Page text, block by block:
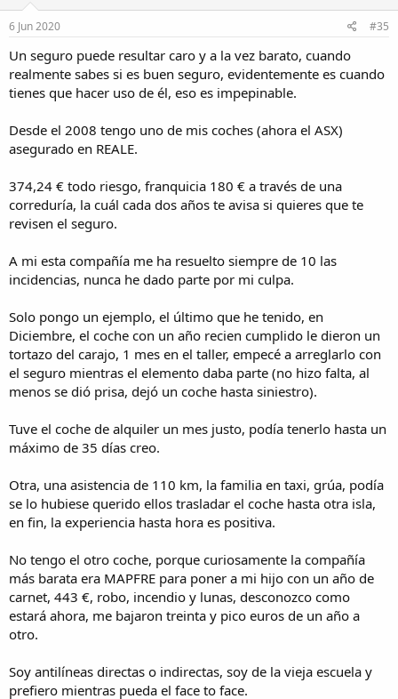
6 Jun 2020 #35
Un seguro puede resultar caro y a la vez barato, cuando
realmente sabes si es buen seguro, evidentemente es cuando
tienes que hacer uso de él, eso es impepinable.
Desde el 2008 tengo uno de mis coches (ahora el ASX)
asegurado en REALE.
374,24 € todo riesgo, franquicia 180 € a través de una
correduría, la cuál cada dos años te avisa si quieres que te
revisen el seguro.
A mi esta compañía me ha resuelto siempre de 10 las
incidencias, nunca he dado parte por mi culpa.
Solo pongo un ejemplo, el último que he tenido, en
Diciembre, el coche con un año recien cumplido le dieron un
tortazo del carajo, 1 mes en el taller, empecé a arreglarlo con
el seguro mientras el elemento daba parte (no hizo falta, al
menos se dió prisa, dejó un coche hasta siniestro).
Tuve el coche de alquiler un mes justo, podía tenerlo hasta un
máximo de 35 días creo.
Otra, una asistencia de 110 km, la familia en taxi, grúa, podía
se lo hubiese querido ellos trasladar el coche hasta otra isla,
en fin, la experiencia hasta hora es positiva.
No tengo el otro coche, porque curiosamente la compañía
más barata era MAPFRE para poner a mi hijo con un año de
carnet, 443 €, robo, incendio y lunas, desconozco como
estará ahora, me bajaron treinta y pico euros de un año a
otro.
Soy antilíneas directas o indirectas, soy de la vieja escuela y
prefiero mientras pueda el face to face.